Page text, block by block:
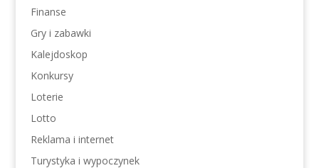
Finanse
Gry i zabawki
Kalejdoskop
Konkursy
Loterie
Lotto
Reklama i internet
Turystyka i wypoczynek